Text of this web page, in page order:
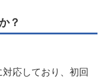
？
応しており、初回